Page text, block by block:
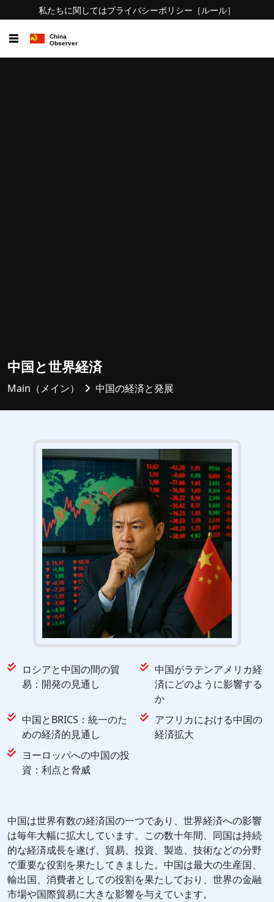
私たちに関してはプライバシーポリシー ［ルール］
☰
中国と世界経済
Main（メイン） 中国の経済と発展
ロシアと中国の間の貿
易：開発の見通し
中国がラテンアメリカ経
済にどのように影響する
か
中国とBRICS：統一のた
めの経済的見通し
アフリカにおける中国の
経済拡大
ヨーロッパへの中国の投
資：利点と脅威
中国は世界有数の経済国の一つであり、世界経済への影響
は毎年大幅に拡大しています。この数十年間、同国は持続
的な経済成長を遂げ、貿易、投資、製造、技術などの分野
で重要な役割を果たしてきました。中国は最大の生産国、
輸出国、消費者としての役割を果たしており、世界の金融
市場や国際貿易に大きな影響を与えています。